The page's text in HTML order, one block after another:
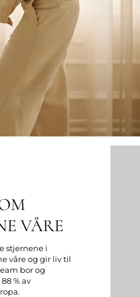
VÅRE
stjernene i
våre og gir liv til
bor og
% av